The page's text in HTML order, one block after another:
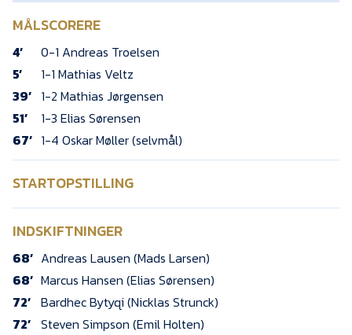
MÅLSCORERE
4’
0-1 Andreas Troelsen
5’
1-1 Mathias Veltz
39’ 1-2 Mathias Jørgensen
51’
1-3 Elias Sørensen
67’ 1-4 Oskar Møller (selvmål)
STARTOPSTILLING
INDSKIFTNINGER
68’ Andreas Lausen (Mads Larsen)
68’ Marcus Hansen (Elias Sørensen)
72’ Bardhec Bytyqi (Nicklas Strunck)
72’ Steven Simpson (Emil Holten)